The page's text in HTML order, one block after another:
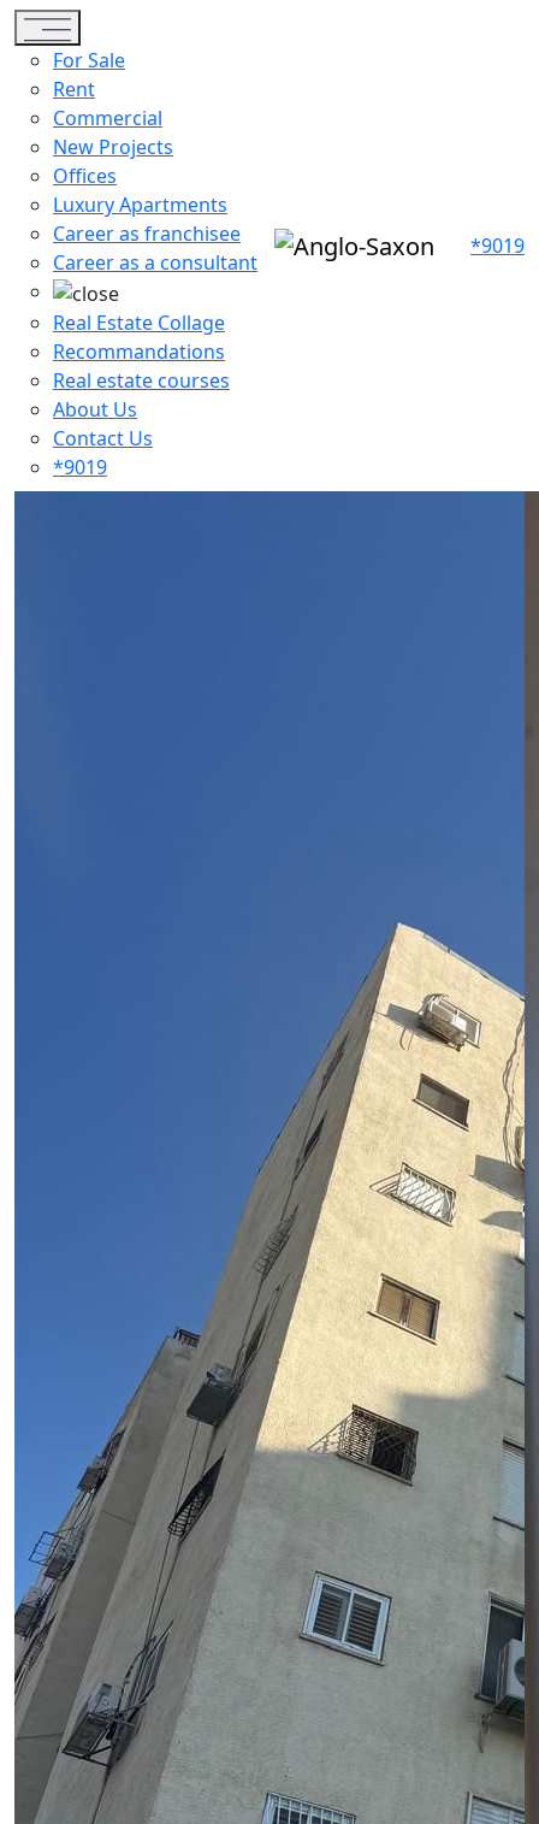
Toggle navigation
For Sale
Rent
Commercial
New Projects
Offices
Luxury Apartments
Career as franchisee
Career as a consultant
Real Estate Collage
Recommandations
Real estate courses
About Us
Contact Us
*9019
*9019